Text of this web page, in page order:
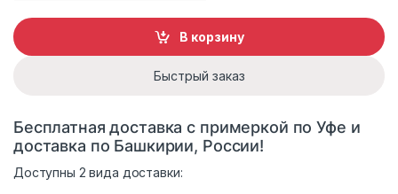
В корзину
Быстрый заказ
Бесплатная доставка с примеркой по Уфе и
доставка по Башкирии, России!
Доступны 2 вида доставки: